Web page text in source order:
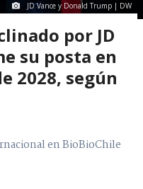
JD Vance y Donald Trump | DW
por JD
su posta en
2028, según
en BioBioChile